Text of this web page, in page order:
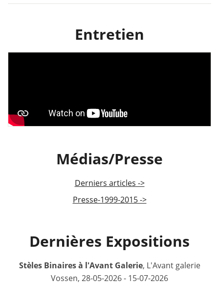
Entretien
Médias/Presse
Derniers articles ->
Presse-1999-2015 ->
Dernières Expositions
Stèles Binaires à l'Avant Galerie, L'Avant galerie
Vossen, 28-05-2026 - 15-07-2026